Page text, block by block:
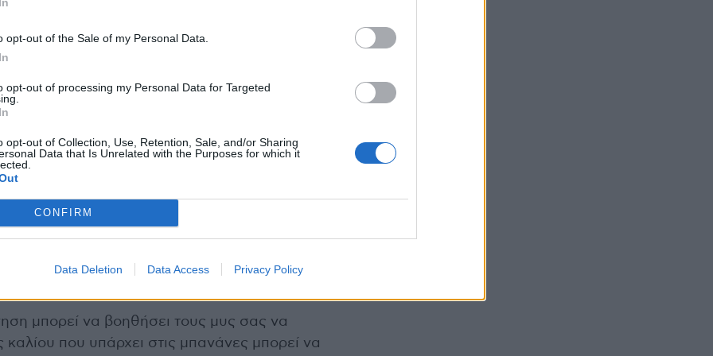
opt-out of the Sale of my Personal Data.
opt-out of processing my Personal Data for Targeted
opt-out of Collection, Use, Retention, Sale, and/or Sharing
Data that Is Unrelated with the Purposes for which it
CONFIRM
Data Deletion Data Access Privacy Policy
κοινώς γνωστά ως γαλλικό οξύ,
αντιοξειδωτικά μπορούν να βοηθήσουν
αποτρέψουν την καταστροφή των
τον καρκίνο.
Το κάλιο παίζει σημαντικό ρόλο στην
κατέληξε στο συμπέρασμα ότι η
μπορεί να μειώσει τα επίπεδα της
βασικό ρόλο στην προστασία της
εγκεφαλικού.
μειώνει τον κίνδυνο νεφρικών
εμφάνισης κύστεων στα νεφρά.
μπορεί να βοηθήσει τους μυς σας να
που υπάρχει στις μπανάνες μπορεί να